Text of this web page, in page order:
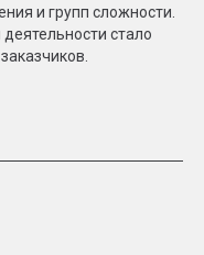
и групп сложности.
стало